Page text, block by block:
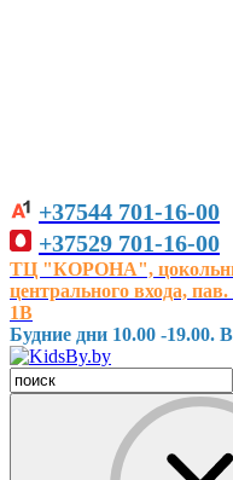
+37544 701-16-00
+37529 701-16-00
ТЦ "КОРОНА",
центрального входа,
1В
Будние дни 10.00 -19.00.